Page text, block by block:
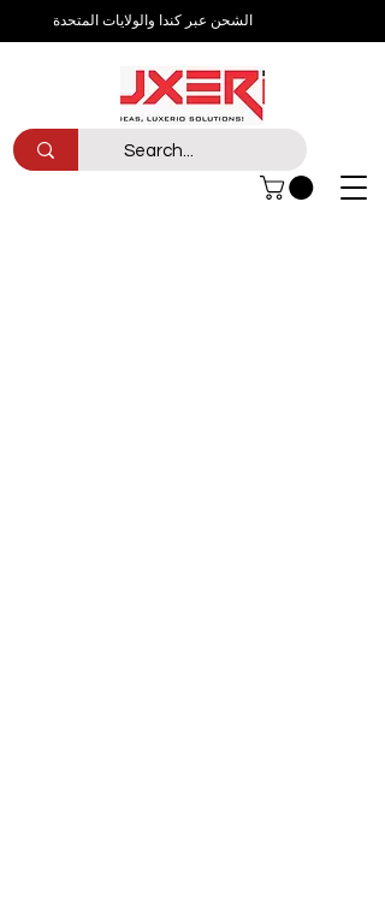
الشحن عبر كندا والولايات المتحدة